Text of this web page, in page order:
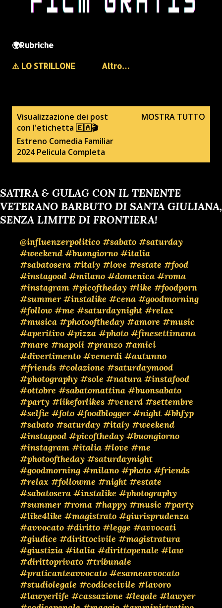
🌍Rubriche
⚠️ LO STRILLONE
Altro…
Visualizzazione dei post
con l'etichetta 🇪🇦🎬
Estreno Comedia Familiar
2024 Pelicula Completa
MOSTRA TUTTO
SATIRA & GULAG CON IL TENENTE
VETERANO BARBUTO DI SANTA GIULIANA,
SENZA LIMITE DI FRONTIERA!
@influenzerpolitico #sabato #saturday
#weekend #buongiorno #italia
#sabatosera #italy #love #estate #food
#instagood #milano #domenica #roma
#instagram #picoftheday #like #foodporn
#summer #instalike #cena #goodmorning
#follow #me #saturdaynight #relax
#musica #photooftheday #amore #music
#aperitivo #pizza #photo #finesettimana
#mare #napoli #pranzo #amici
#divertimento #venerdi #autunno
#friends #colazione #saturdaymood
#photography #sole #natura #instafood
#ottobre #sabatomattina #buonsabato
#party #likeforlikes #venerd #settembre
#selfie #foto #foodblogger #night #bhfyp
#sabato #saturday #italy #weekend
#instagood #picoftheday #buongiorno
#instagram #italia #love #me
#photooftheday #saturdaynight
#goodmorning #milano #photo #friends
#relax #followme #night #estate
#sabatosera #instalike #photography
#summer #roma #happy #music #party
#like4like #magistrato #giurisprudenza
#avvocato #diritto #legge #avvocati
#giudice #dirittocivile #magistratura
#giustizia #italia #dirittopenale #law
#dirittoprivato #tribunale
#praticanteavvocato #esameavvocato
#studiolegale #codicecivile #lavoro
#lawyerlife #cassazione #legale #lawyer